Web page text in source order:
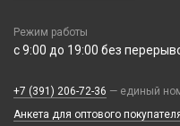
АЗУ
АЗУ + FM-модулятор
АЗУ + кабель
Кабели
3 в 1
4 в 1
Компьютерная периферия
Аксессуары для ПК
Режим работы
с 9:00 до 19:00 без
+7 (391) 206-72-36 — единый
Анкета для оптового